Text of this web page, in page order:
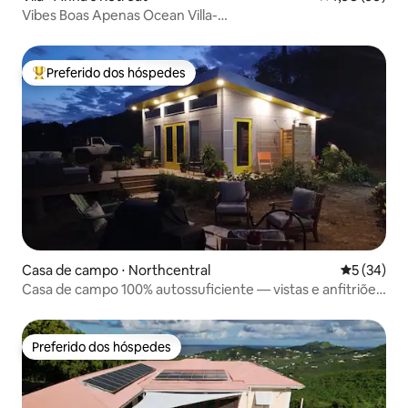
Vibes Boas Apenas Ocean Villa-
Entre os melhores preferidos dos hóspedes
Preferido dos hóspedes
Casa de campo ⋅ Northcentral 5 de uma
5 (34)
Casa de campo 100% autossuficiente — vistas e anfitriões
Preferido dos hóspedes
Preferido dos hóspedes